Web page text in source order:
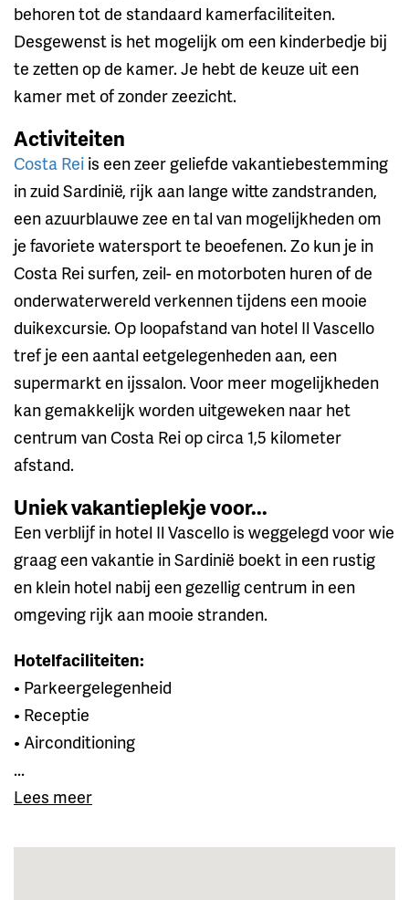
behoren tot de standaard kamerfaciliteiten.
Desgewenst is het mogelijk om een kinderbedje bij
te zetten op de kamer. Je hebt de keuze uit een
kamer met of zonder zeezicht.
Activiteiten
Costa Rei is een zeer geliefde vakantiebestemming
in zuid Sardinië, rijk aan lange witte zandstranden,
een azuurblauwe zee en tal van mogelijkheden om
je favoriete watersport te beoefenen. Zo kun je in
Costa Rei surfen, zeil- en motorboten huren of de
onderwaterwereld verkennen tijdens een mooie
duikexcursie. Op loopafstand van hotel Il Vascello
tref je een aantal eetgelegenheden aan, een
supermarkt en ijssalon. Voor meer mogelijkheden
kan gemakkelijk worden uitgeweken naar het
centrum van Costa Rei op circa 1,5 kilometer
afstand.
Uniek vakantieplekje voor...
Een verblijf in hotel Il Vascello is weggelegd voor wie
graag een vakantie in Sardinië boekt in een rustig
en klein hotel nabij een gezellig centrum in een
omgeving rijk aan mooie stranden.
Hotelfaciliteiten:
• Parkeergelegenheid
• Receptie
• Airconditioning
...
Lees meer